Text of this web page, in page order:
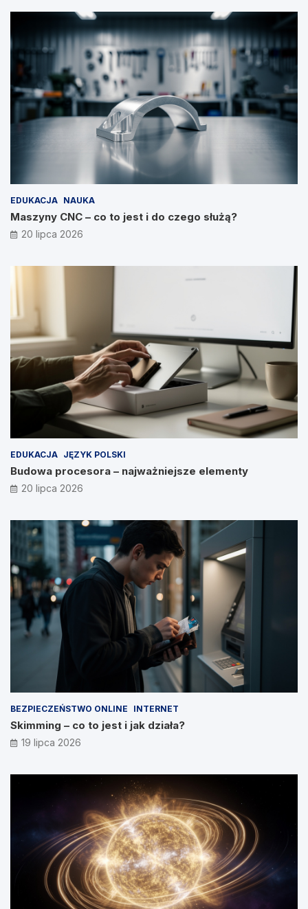
EDUKACJA NAUKA
Maszyny CNC – co to jest i do czego służą?
20 lipca 2026
EDUKACJA JĘZYK POLSKI
Budowa procesora – najważniejsze elementy
20 lipca 2026
BEZPIECZEŃSTWO ONLINE INTERNET
Skimming – co to jest i jak działa?
19 lipca 2026